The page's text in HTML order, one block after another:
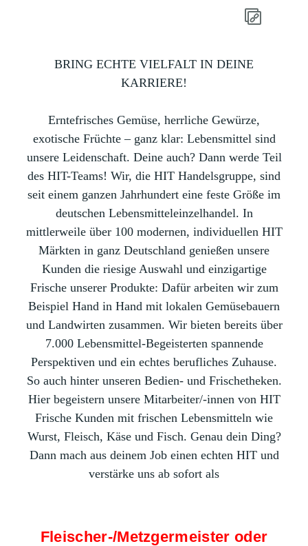
BRING ECHTE VIELFALT IN DEINE
KARRIERE!
Erntefrisches Gemüse, herrliche Gewürze,
exotische Früchte – ganz klar: Lebensmittel sind
unsere Leidenschaft. Deine auch? Dann werde Teil
des HIT-Teams! Wir, die HIT Handelsgruppe, sind
seit einem ganzen Jahrhundert eine feste Größe im
deutschen Lebensmitteleinzelhandel. In
mittlerweile über 100 modernen, individuellen HIT
Märkten in ganz Deutschland genießen unsere
Kunden die riesige Auswahl und einzigartige
Frische unserer Produkte: Dafür arbeiten wir zum
Beispiel Hand in Hand mit lokalen Gemüsebauern
und Landwirten zusammen. Wir bieten bereits über
7.000 Lebensmittel-Begeisterten spannende
Perspektiven und ein echtes berufliches Zuhause.
So auch hinter unseren Bedien- und Frischetheken.
Hier begeistern unsere Mitarbeiter/-innen von HIT
Frische Kunden mit frischen Lebensmitteln wie
Wurst, Fleisch, Käse und Fisch. Genau dein Ding?
Dann mach aus deinem Job einen echten HIT und
verstärke uns ab sofort als
Fleischer-/Metzgermeister oder